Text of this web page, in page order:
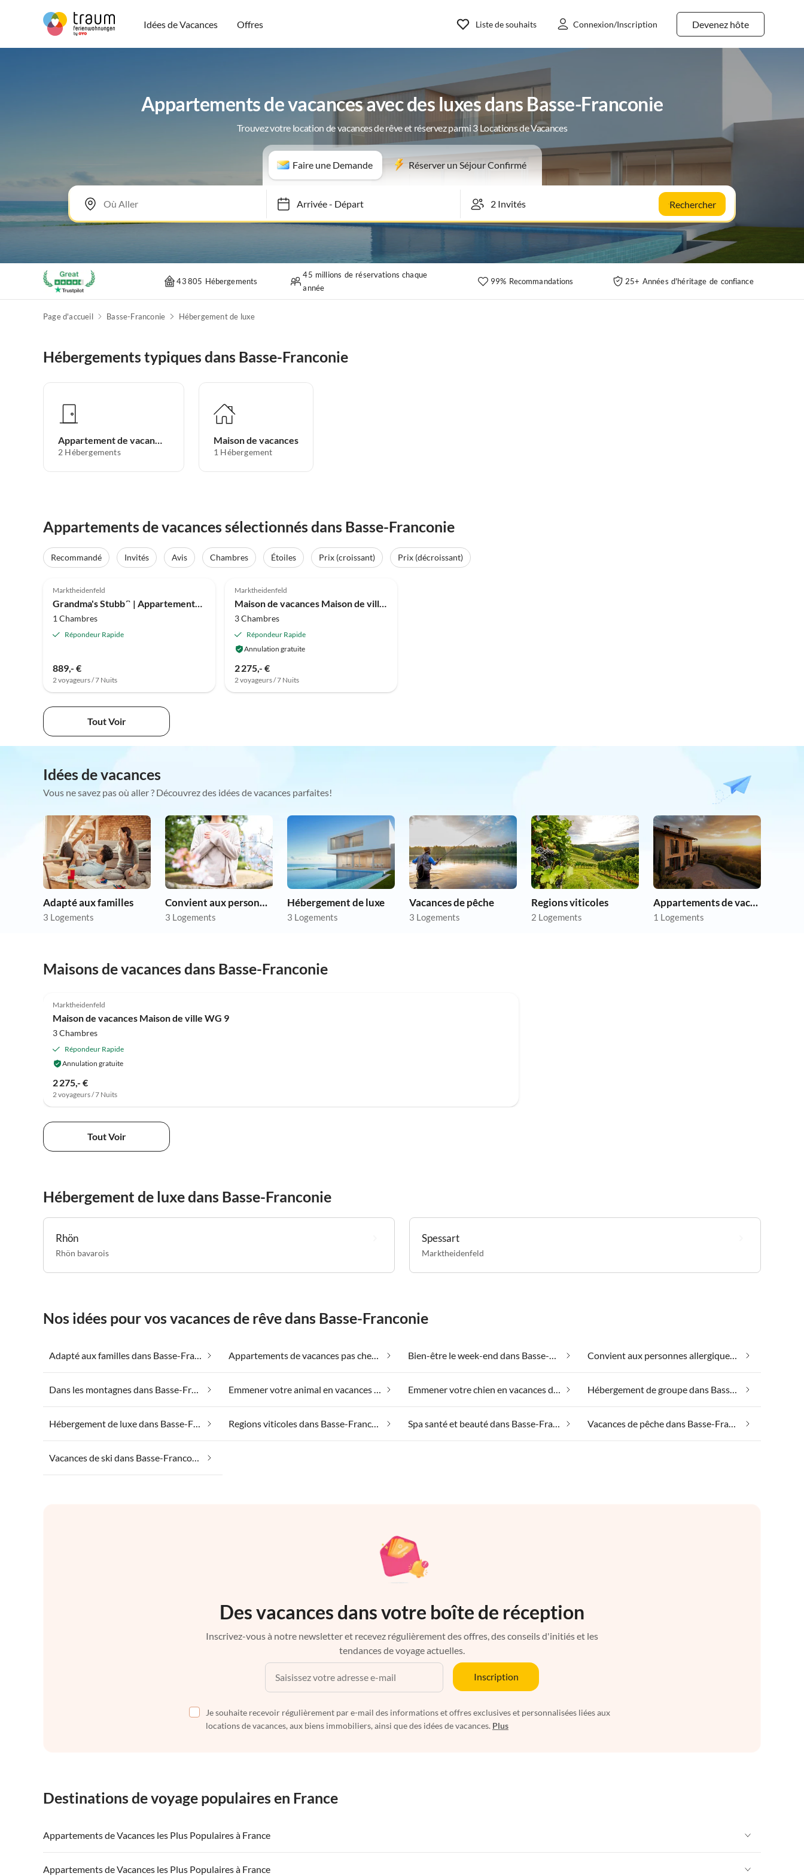
Idées de Vacances Offres Devenez hôte
Liste de souhaits Connexion/Inscription
Appartements de vacances avec des luxes dans Basse-Franconie
Trouvez votre location de vacances de rêve et réservez parmi 3 Locations de Vacances
Faire une Demande Réserver un Séjour Confirmé
Arrivée-Départ Rechercher
43 805 Hébergements
45 millions de réservations chaque
année
99% Recommandations 25+ Années d'héritage de confiance
Page d'accueil Basse-Franconie Hébergement de luxe
Hébergements typiques dans Basse-Franconie
Appartement de vacances
2 Hébergements
Maison de vacances
1 Hébergement
Appartements de vacances sélectionnés dans Basse-Franconie
Recommandé Invités Avis Chambres Étoiles Prix (croissant) Prix (décroissant)
Marktheidenfeld
Grandma's Stubb´` | Appartements AD1716
1 Chambres
Répondeur Rapide
889,- €
2 voyageurs / 7 Nuits
Marktheidenfeld
Maison de vacances Maison de ville WG 9
3 Chambres
Répondeur Rapide
Annulation gratuite
2 275,- €
2 voyageurs / 7 Nuits
Tout Voir
Idées de vacances
Vous ne savez pas où aller ? Découvrez des idées de vacances parfaites!
Adapté aux familles
3 Logements
Convient aux personnes allergiques
3 Logements
Hébergement de luxe
3 Logements
Vacances de pêche
3 Logements
Regions viticoles
2 Logements
Appartements de vacances pas chers
1 Logements
Maisons de vacances dans Basse-Franconie
Marktheidenfeld
Maison de vacances Maison de ville WG 9
3 Chambres
Répondeur Rapide
Annulation gratuite
2 275,- €
2 voyageurs / 7 Nuits
Tout Voir
Hébergement de luxe dans Basse-Franconie
Rhön
Rhön bavarois
Spessart
Marktheidenfeld
Nos idées pour vos vacances de rêve dans Basse-Franconie
Adapté aux familles dans Basse-Franconie Appartements de vacances pas chers dans Basse-Franconie Bien-être le week-end dans Basse-Franconie Convient aux personnes allergiques dans Basse-Franconie
Dans les montagnes dans Basse-Franconie Emmener votre animal en vacances dans Basse-Franconie Emmener votre chien en vacances dans Basse-Franconie Hébergement de groupe dans Basse-Franconie
Hébergement de luxe dans Basse-Franconie Regions viticoles dans Basse-Franconie Spa santé et beauté dans Basse-Franconie Vacances de pêche dans Basse-Franconie
Vacances de ski dans Basse-Franconie
Des vacances dans votre boîte de réception
Inscrivez-vous à notre newsletter et recevez régulièrement des offres, des conseils d'initiés et les
tendances de voyage actuelles.
Inscription
Je souhaite recevoir régulièrement par e-mail des informations et offres exclusives et personnalisées liées aux
locations de vacances, aux biens immobiliers, ainsi que des idées de vacances. Plus
Destinations de voyage populaires en France
Appartements de Vacances les Plus Populaires à France
Appartements de Vacances à France Appartements de Vacances à Paris-Ile de France
Appartements de Vacances les Plus Populaires à France